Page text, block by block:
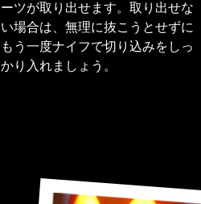
ーツが取り出せます。取り出せな
い場合は、無理に抜こうとせずに
もう一度ナイフで切り込みをしっ
かり入れましょう。